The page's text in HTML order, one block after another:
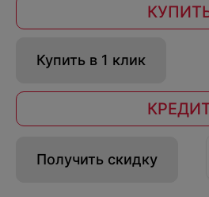
Купить в 1 клик
Получить скидку